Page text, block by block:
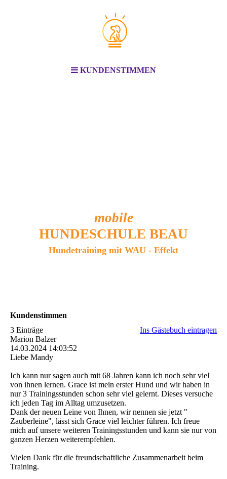
KUNDENSTIMMEN
mobile
HUNDESCHULE BEAU
Hundetraining mit WAU - Effekt
Kundenstimmen
3 Einträge
Ins Gästebuch eintragen
Marion Balzer
14.03.2024 14:03:52
Liebe Mandy
Ich kann nur sagen auch mit 68 Jahren kann ich noch sehr viel
von ihnen lernen. Grace ist mein erster Hund und wir haben in
nur 3 Trainingsstunden schon sehr viel gelernt. Dieses versuche
ich jeden Tag im Alltag umzusetzen.
Dank der neuen Leine von Ihnen, wir nennen sie jetzt "
Zauberleine", lässt sich Grace viel leichter führen. Ich freue
mich auf unsere weiteren Trainingsstunden und kann sie nur von
ganzen Herzen weiterempfehlen.
Vielen Dank für die freundschaftliche Zusammenarbeit beim
Training.